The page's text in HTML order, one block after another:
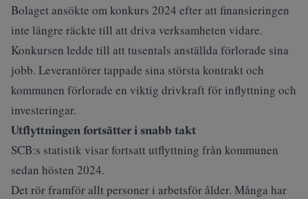
Bolaget ansökte om konkurs 2024 efter att finansieringen
inte längre räckte till att driva verksamheten vidare.
Konkursen ledde till att tusentals anställda förlorade sina
jobb. Leverantörer tappade sina största kontrakt och
kommunen förlorade en viktig drivkraft för inflyttning och
investeringar.
Utflyttningen fortsätter i snabb takt
SCB:s statistik visar fortsatt utflyttning från kommunen
sedan hösten 2024.
Det rör framför allt personer i arbetsför ålder. Många har